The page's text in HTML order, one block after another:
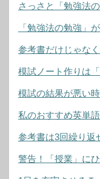
さっさと「勉強法
「勉強法の勉強」
参考書だけじゃな
模試ノート作りは
模試の結果が悪い
私のおすすめ英単
参考書は3回繰り返
警告！「授業」に